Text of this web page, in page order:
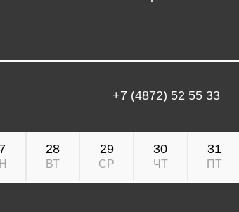
+7 (4872) 52 55 33
28
ВТ
29
СР
30
ЧТ
31
ПТ